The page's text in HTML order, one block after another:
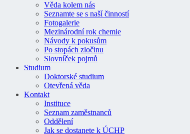
Věda kolem nás
Seznamte se s naší činností
Fotogalerie
Mezinárodní rok chemie
Návody k pokusům
Po stopách zločinu
Slovníček pojmů
Studium
Doktorské studium
Otevřená věda
Kontakt
Instituce
Seznam zaměstnanců
Oddělení
Jak se dostanete k ÚCHP